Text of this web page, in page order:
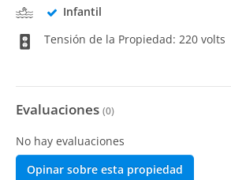
Infantil
Tensión de la Propiedad: 220 volts
Evaluaciones (0)
No hay evaluaciones
Opinar sobre esta propiedad